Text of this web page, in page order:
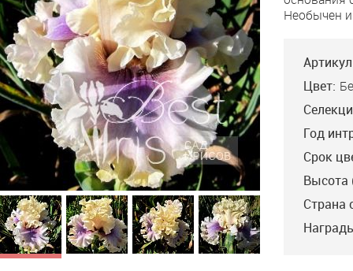
Необычен
Цвет:
Год
Срок
Высота
Страна
Truth Or Dare
Johnson’18, L, 91, HM’21,
AM’23. Совершенно
новое направление в